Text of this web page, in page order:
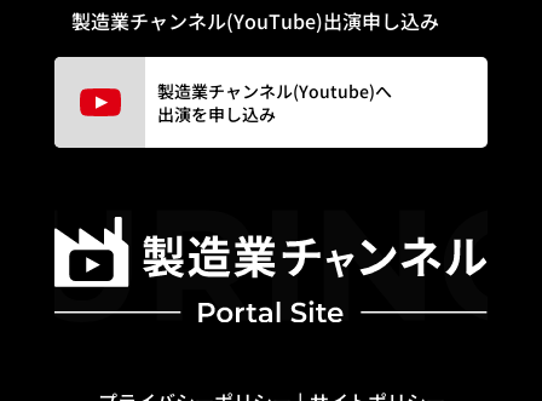
製造業チャンネル(YouTube)出演申し込み
製造業チャンネル(Youtube)へ
出演を申し込み